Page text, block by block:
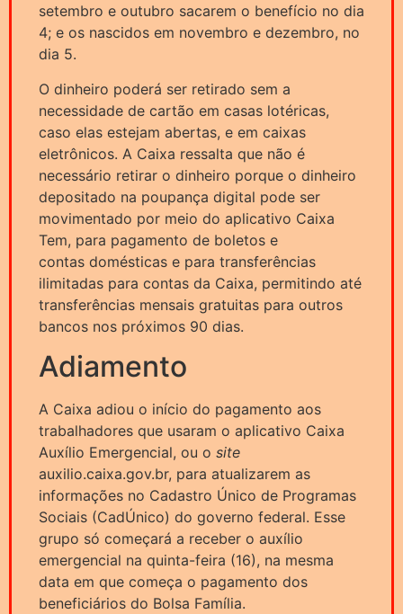
setembro e outubro sacarem o benefício no dia
4; e os nascidos em novembro e dezembro, no
dia 5.
O dinheiro poderá ser retirado sem a
necessidade de cartão em casas lotéricas,
caso elas estejam abertas, e em caixas
eletrônicos. A Caixa ressalta que não é
necessário retirar o dinheiro porque o dinheiro
depositado na poupança digital pode ser
movimentado por meio do aplicativo Caixa
Tem, para pagamento de boletos e
contas domésticas e para transferências
ilimitadas para contas da Caixa, permitindo até
transferências mensais gratuitas para outros
bancos nos próximos 90 dias.
Adiamento
A Caixa adiou o início do pagamento aos
trabalhadores que usaram o aplicativo Caixa
Auxílio Emergencial, ou o site
auxilio.caixa.gov.br, para atualizarem as
informações no Cadastro Único de Programas
Sociais (CadÚnico) do governo federal. Esse
grupo só começará a receber o auxílio
emergencial na quinta-feira (16), na mesma
data em que começa o pagamento dos
beneficiários do Bolsa Família.